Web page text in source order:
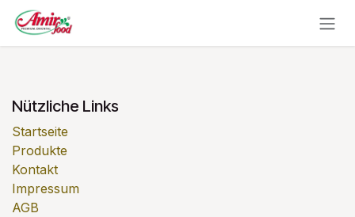
Zum Inhalt springen
Nützliche Links
Startseite
Produkte
Kontakt
Impressum
AGB